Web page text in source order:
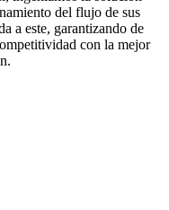
del flujo de sus
a este, garantizando de
con la mejor